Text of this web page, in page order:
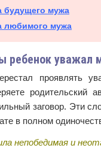
будущего мужа
любимого мужа
ребенок уважал
проявлять
родительский
заговор. Эти
в полном
непобедимая и